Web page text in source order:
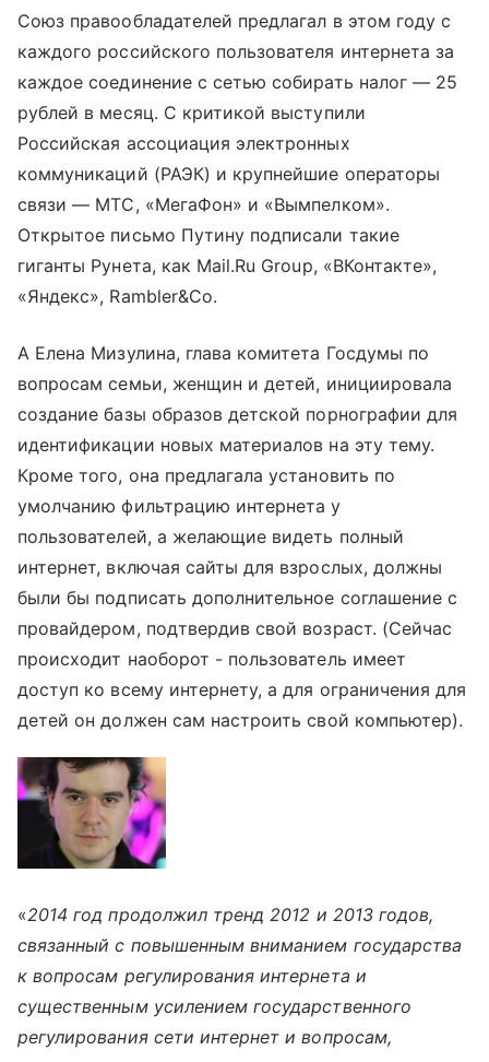
Союз правообладателей предлагал в этом году с
каждого российского пользователя интернета за
каждое соединение с сетью собирать налог — 25
рублей в месяц. С критикой выступили
Российская ассоциация электронных
коммуникаций (РАЭК) и крупнейшие операторы
связи — МТС, «МегаФон» и «Вымпелком».
Открытое письмо Путину подписали такие
гиганты Рунета, как Mail.Ru Group, «ВКонтакте»,
«Яндекс», Rambler&Co.
А Елена Мизулина, глава комитета Госдумы по
вопросам семьи, женщин и детей, инициировала
создание базы образов детской порнографии для
идентификации новых материалов на эту тему.
Кроме того, она предлагала установить по
умолчанию фильтрацию интернета у
пользователей, а желающие видеть полный
интернет, включая сайты для взрослых, должны
были бы подписать дополнительное соглашение с
провайдером, подтвердив свой возраст. (Сейчас
происходит наоборот - пользователь имеет
доступ ко всему интернету, а для ограничения для
детей он должен сам настроить свой компьютер).
«2014 год продолжил тренд 2012 и 2013 годов,
связанный с повышенным вниманием государства
к вопросам регулирования интернета и
существенным усилением государственного
регулирования сети интернет и вопросам,